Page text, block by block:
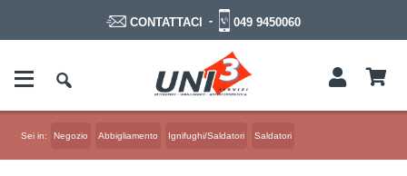
CONTATTACI - 049 9450060
Sei in: Negozio Abbigliamento Ignifughi/Saldatori Saldatori